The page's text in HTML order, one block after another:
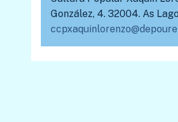
González, 4. 32004. As